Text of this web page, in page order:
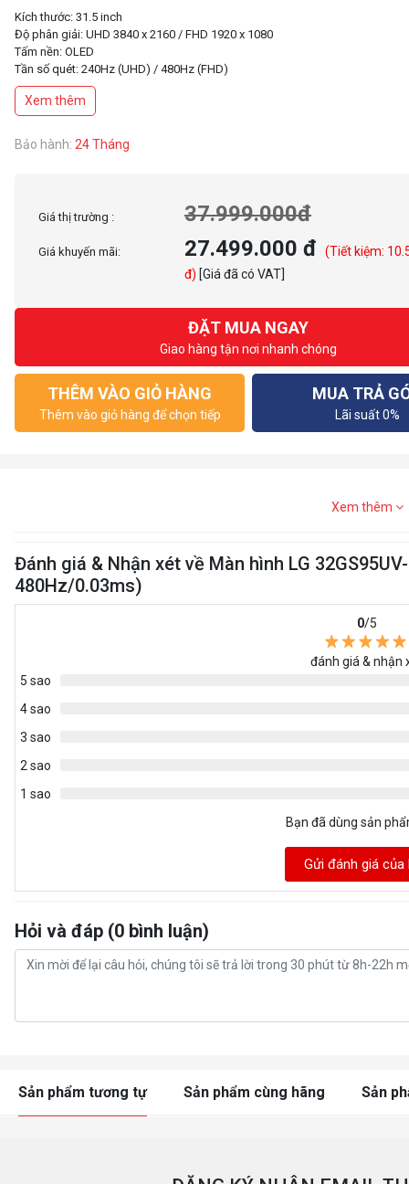
Kích thước: 31.5 inch
Độ phân giải: UHD 3840 x 2160 / FHD 1920 x 1080
Tấm nền: OLED
Tần số quét: 240Hz (UHD) / 480Hz (FHD)
Thời gian phản hồi: 0.03ms
Độ sáng: 275nits
Tỉ lệ tương phản: 1,500,000:1
Tương thích ngàm VESA: 100x100mm
USB 3.0 Downstream x2
Xem thêm
Bảo hành: 24 Tháng
Giá thị trường : 37.999.000đ
Giá khuyến mãi: 27.499.000 đ
(Tiết kiệm:
đ) [Giá đã có VAT]
ĐẶT MUA NGAY
Giao hàng tận nơi nhanh chóng
THÊM VÀO GIỎ HÀNG
Thêm vào giỏ hàng để chọn tiếp
MUA TRẢ
Lãi suất 0%
Xem thêm
Đánh giá & Nhận xét về Màn hình LG
480Hz/0.03ms)
0/5
đánh giá & nhận
5 sao
4 sao
3 sao
2 sao
1 sao
Bạn đã dùng sản
Gửi đánh giá của
Hỏi và đáp (0 bình luận)
Sản phẩm tương tự Sản phẩm cùng hãng Sản